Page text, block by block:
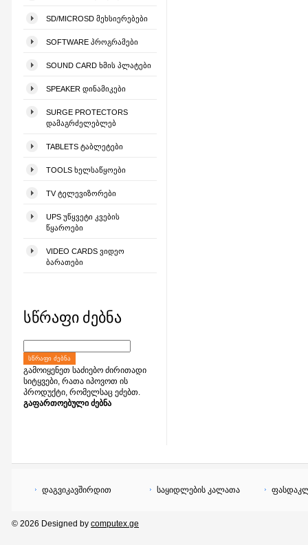
SD/MICROSD ᲛᲔᲮᲡᲘᲔᲠᲔᲑᲔᲑᲘ
SOFTWARE ᲞᲠᲝᲒᲠᲐᲛᲔᲑᲘ
SOUND CARD ᲮᲛᲘᲡ ᲞᲚᲐᲢᲔᲑᲘ
SPEAKER ᲓᲘᲜᲐᲛᲘᲙᲔᲑᲘ
SURGE PROTECTORS
ᲓᲐᲛᲐᲒᲠᲫᲔᲚᲔᲑᲚᲔᲑ
TABLETS ᲢᲐᲑᲚᲔᲢᲔᲑᲘ
TOOLS ᲮᲔᲚᲡᲐᲬᲧᲝᲔᲑᲘ
TV ᲢᲔᲚᲔᲕᲘᲖᲝᲠᲔᲑᲘ
UPS ᲣᲬᲧᲕᲔᲢᲘ ᲙᲕᲔᲑᲘᲡ
ᲬᲧᲐᲠᲝᲔᲑᲘ
VIDEO CARDS ᲕᲘᲓᲔᲝ
ᲑᲐᲠᲐᲗᲔᲑᲘ
სწრაფი ძებნა
ᲡᲬᲠᲐᲤᲘ ᲫᲔᲑᲜᲐ
გამოიყენეთ საძიებო ძირითადი
სიტყვები, რათა იპოვოთ ის
პროდუქტი, რომელსაც ეძებთ.
გაფართოებული ძებნა
დაგვიკავშირდით საყიდლების კალათა
© 2026 Designed by computex.ge